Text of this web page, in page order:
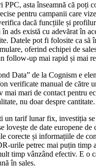
PPC, asta înseamnă că poți
pentru campanii care
dacă funcțiile și
în ads există cu adevărat în
Datele pot fi folosite ca să
oferind echipei de
follow-up mai rapid și mai
Data” de la Cognism e
verificate manual de către
mai mari de contact pentru
nu doar despre cantitate.
un tarif lunar fix, investiția
lovește de date europene de
corecte și informațiile de
urile petrec mai puțin timp
timp vânzând efectiv. E o
în sales.